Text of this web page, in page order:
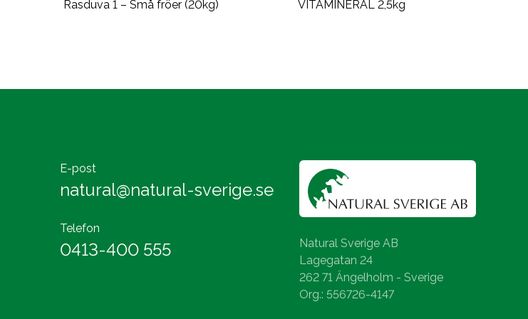
Rasduva 1 – Små fröer (20kg) VITAMINERAL 2,5kg
E-post
natural@natural-sverige.se
Telefon
0413-400 555
Natural Sverige AB
Lagegatan 24
262 71 Ängelholm - Sverige
Org.: 556726-4147